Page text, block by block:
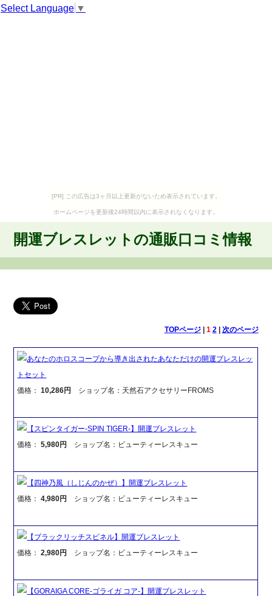
Select Language ▼
[PR] この広告は3ヶ月以上更新がないため表示されています。
ホームページを更新後24時間以内に表示されなくなります。
開運ブレスレットの通販口コミ情報
TOPページ| 1 2| 次のページ
あなたのホロスコープから導き出されたあなただけの開運ブレスレッ
トセット
価格：10,286円 ショップ名：天然石アクセサリーFROMS
【スピンタイガー-SPIN TIGER-】開運ブレスレット
価格：5,980円 ショップ名：ビューティーレスキュー
【四神乃風（しじんのかぜ）】開運ブレスレット
価格：4,980円 ショップ名：ビューティーレスキュー
【ブラックリッチスピネル】開運ブレスレット
価格：2,980円 ショップ名：ビューティーレスキュー
【GORAIGA CORE-ゴライガ コア-】開運ブレスレット